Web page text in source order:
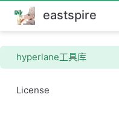
跳
至
要
eastspire
hyperlane工具库
License